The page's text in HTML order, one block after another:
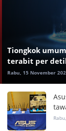
Tiongkok
terabit per
Rabu, 15 November